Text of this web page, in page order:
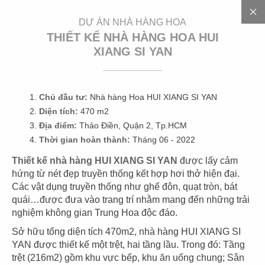
DỰ ÁN NHÀ HÀNG HOA
THIẾT KẾ NHÀ HÀNG HOA HUI
XIANG SI YAN
Chủ đầu tư: Nhà hàng Hoa HUI XIANG SI YAN
Diện tích: 470 m2
Địa điểm: Thảo Điền, Quận 2, Tp.HCM
Thời gian hoàn thành: Tháng 06 - 2022
Thiết kế nhà hàng HUI XIANG SI YAN được lấy cảm
hứng từ nét đẹp truyền thống kết hợp hơi thở hiện đại.
Các vật dụng truyền thống như ghế đôn, quạt tròn, bát
quái…được đưa vào trang trí nhằm mang đến những trải
nghiệm không gian Trung Hoa độc đáo.
Sở hữu tổng diện tích 470m2, nhà hàng HUI XIANG SI
YAN được thiết kế một trệt, hai tầng lầu. Trong đó: Tầng
trệt (216m2) gồm khu vực bếp, khu ăn uống chung; Sân
DỰ ÁN
CÁC DỰ ÁN
NHÀ HÀNG HOA
Đặc trưng củanhà hàng Trung Hoalà phong cách thiết
kế đậm chất cổ điển mang nét đẹp truyền thống và nền